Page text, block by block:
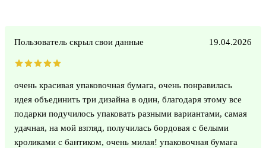
Пользователь скрыл свои данные 19.04.2026
очень красивая упаковочная бумага, очень понравилась
идея объединить три дизайна в один, благодаря этому все
подарки подучилось упаковать разными вариантами, самая
удачная, на мой взгляд, получилась бордовая с белыми
кроликами с бантиком, очень милая! упаковочная бумага